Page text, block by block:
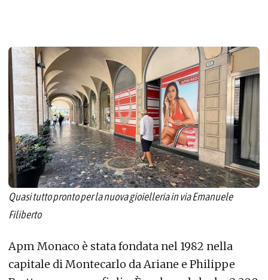
Quasi tutto pronto per la nuova gioielleria in via Emanuele
Filiberto
Apm Monaco è stata fondata nel 1982 nella
capitale di Montecarlo da Ariane e Philippe